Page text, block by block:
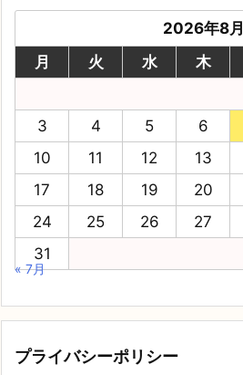
2026年8月
月
火 水 木
3
4 5 6
10
11 12 13
17
18 19 20
24
25 26 27
31
« 7月
プライバシーポリシー